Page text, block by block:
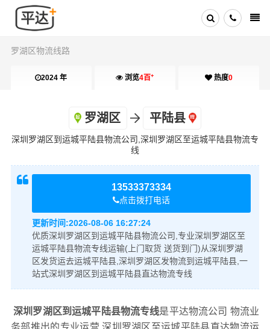
罗湖区物流线路
2024 年 浏览4百+ 热度0
罗湖区 平陆县
深圳罗湖区到运城平陆县物流公司,深圳罗湖区至运城平陆县物流专
线
13533373334
点击拨打电话
更新时间:2026-08-06 16:27:24
优质深圳罗湖区到运城平陆县物流公司,专业深圳罗湖区至
运城平陆县物流专线运输(上门取货 送货到门)从深圳罗湖
区发货运去运城平陆县,深圳罗湖区发物流到运城平陆县,一
站式深圳罗湖区到运城平陆县直达物流专线
深圳罗湖区到运城平陆县物流专线是平达物流公司 物流业
务部推出的专业运营 深圳罗湖区至运城平陆县直达物流运